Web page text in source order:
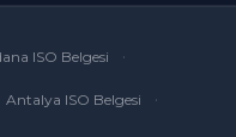
ISO Belgesi
Antalya ISO Belgesi